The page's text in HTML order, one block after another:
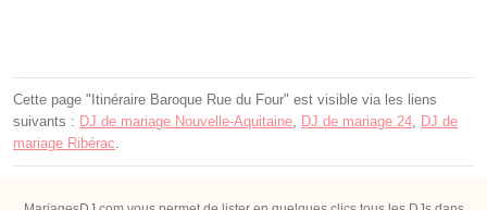
Cette page "Itinéraire Baroque Rue du Four" est visible via les liens
suivants : DJ de mariage Nouvelle-Aquitaine, DJ de mariage 24, DJ de
mariage Ribérac.